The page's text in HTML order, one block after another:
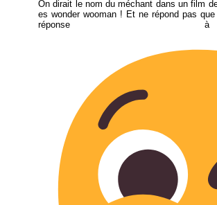
On dirait le nom du méchant dans un film
es wonder wooman ! Et ne répond pas